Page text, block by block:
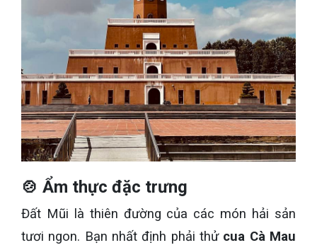
🍲 Ẩm thực đặc trưng
Đất Mũi là thiên đường của các món hải sản
tươi ngon. Bạn nhất định phải thử cua Cà Mau